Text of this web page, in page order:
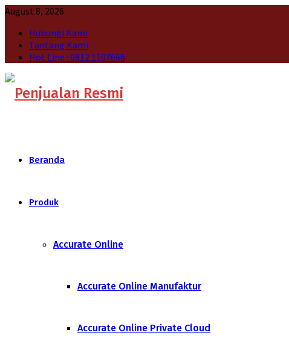
August 8, 2026
Hubungi Kami
Tantang Kami
Hot Line : 0812 1107666
Beranda
Produk
Accurate Online
Accurate Online Manufaktur
Accurate Online Private Cloud